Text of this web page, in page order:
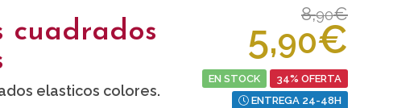
cuadrados
elasticos colores.
8,90€
5,90€
EN STOCK
34% OFERTA
ENTREGA 24-48H